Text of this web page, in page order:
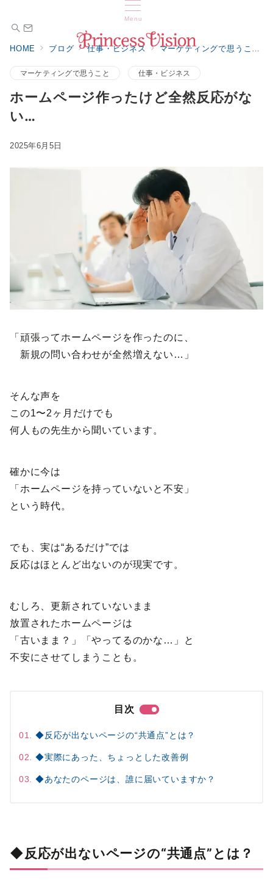
Menu
HOME ブログ 仕事・ビジネス マーケティングで思うこと
マーケティングで思うこと 仕事・ビジネス
ホームページ作ったけど全然反応がな
い…
2025年6月5日
「頑張ってホームページを作ったのに、
新規の問い合わせが全然増えない…」
そんな声を
この1〜2ヶ月だけでも
何人もの先生から聞いています。
確かに今は
「ホームページを持っていないと不安」
という時代。
でも、実は“あるだけ”では
反応はほとんど出ないのが現実です。
むしろ、更新されていないまま
放置されたホームページは
「古いまま？」「やってるのかな…」と
不安にさせてしまうことも。
目次
◆反応が出ないページの“共通点”とは？
◆実際にあった、ちょっとした改善例
◆あなたのページは、誰に届いていますか？
◆反応が出ないページの“共通点”とは？